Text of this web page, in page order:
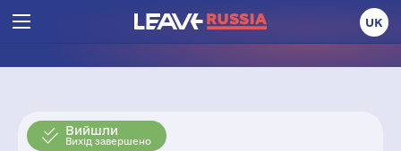
UK
Вийшли
Вихід завершено